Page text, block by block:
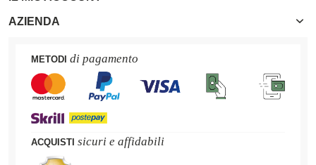
AZIENDA
METODI di pagamento
ACQUISTI sicuri e affidabili